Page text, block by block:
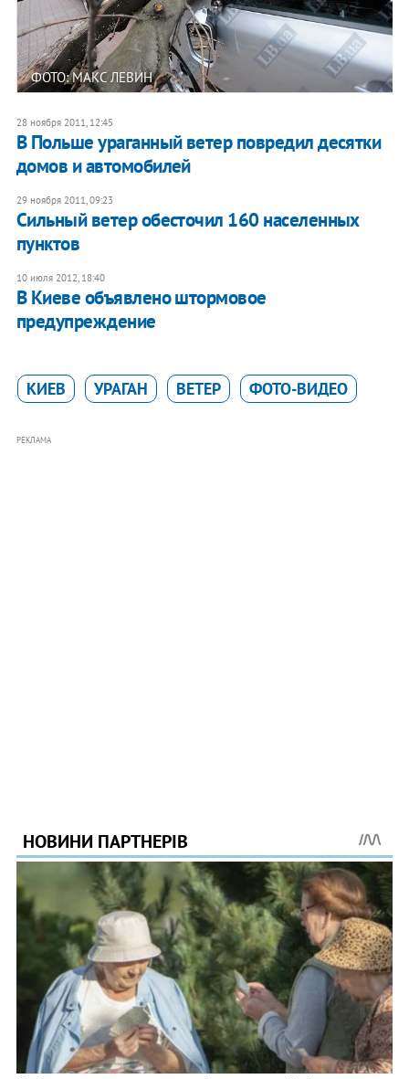
ФОТО: МАКС ЛЕВИН
28 ноября 2011, 12:45
В Польше ураганный ветер повредил десятки
домов и автомобилей
29 ноября 2011, 09:23
Сильный ветер обесточил 160 населенных
пунктов
10 июля 2012, 18:40
В Киеве объявлено штормовое
предупреждение
КИЕВ УРАГАН ВЕТЕР ФОТО-ВИДЕО
РЕКЛАМА